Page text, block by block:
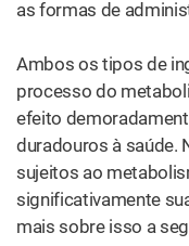
comestíveis de
impossível dosá-la
comestíveis estão
visitas às salas de
cautela é
seu comestível
que você não exceda
do Colorado